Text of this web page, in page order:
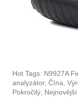
Hot Tags: N9927A
analyzátor, Čína,
Pokročilý,